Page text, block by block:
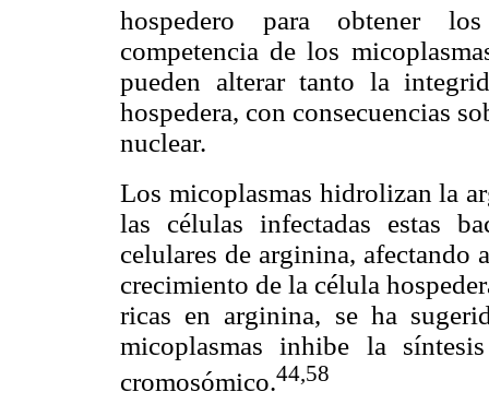
hospedero para obtener los
competencia de los
pueden alterar tanto la
hospedera, con consecuencias
nuclear.
Los micoplasmas hidrolizan la
las células infectadas estas
celulares de arginina,
crecimiento de la célula
ricas en arginina, se ha
micoplasmas inhibe la
cromosómico.44,58